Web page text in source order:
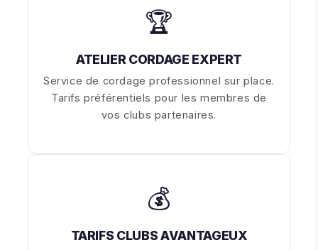
🏆
ATELIER CORDAGE EXPERT
Service de cordage professionnel sur place.
Tarifs préférentiels pour les membres de
vos clubs partenaires.
💰
TARIFS CLUBS AVANTAGEUX